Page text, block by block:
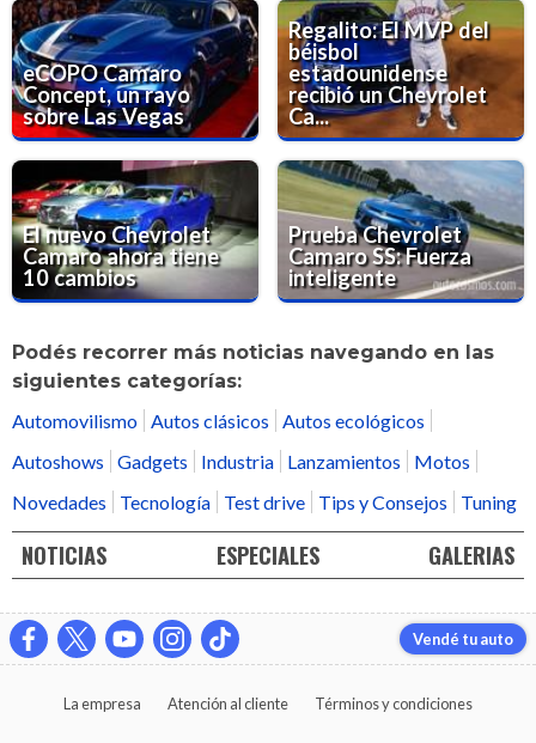
eCOPO Camaro
Concept, un rayo
sobre Las Vegas
Regalito: El MVP del
béisbol
estadounidense
recibió un Chevrolet
Ca...
El nuevo Chevrolet
Camaro ahora tiene
10 cambios
Prueba Chevrolet
Camaro SS: Fuerza
inteligente
Podés recorrer más noticias navegando en las
siguientes categorías:
Automovilismo Autos clásicos
Autos ecológicos
Autoshows
Gadgets Industria Lanzamientos
Motos
Novedades
Tecnología Test drive Tips y Consejos Tuning
NOTICIAS ESPECIALES GALERIAS
Vendé tu auto
La empresa Atención al cliente Términos y condiciones